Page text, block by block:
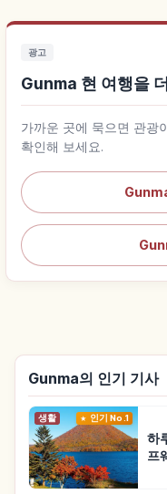
광고
Gunma 현 여행을
가까운 곳에 묵으면 관광
확인해 보세요.
Gunma의 인기 기사
생활 인기 No.1
하
프